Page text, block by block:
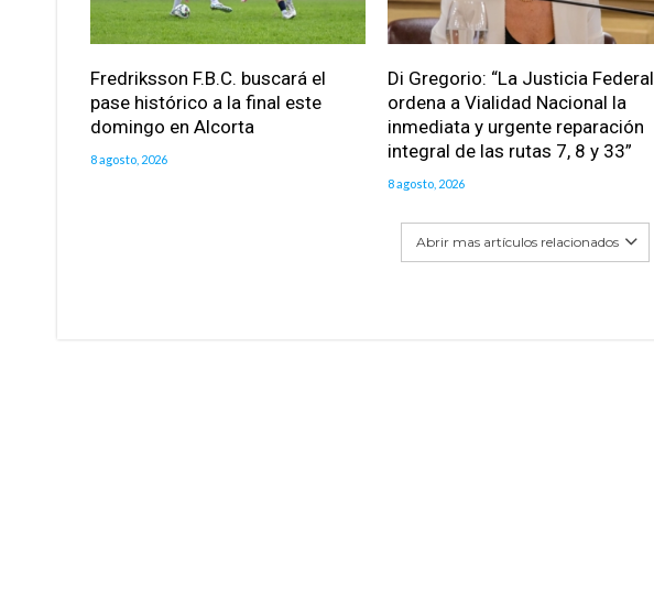
Fredriksson F.B.C. buscará el
pase histórico a la final este
domingo en Alcorta
8 agosto, 2026
Di Gregorio: “La Justicia Federal
ordena a Vialidad Nacional la
inmediata y urgente reparación
integral de las rutas 7, 8 y 33”
8 agosto, 2026
Abrir mas artículos relacionados